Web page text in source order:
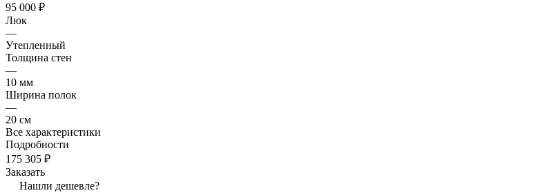
95 000 ₽
Люк
—
Утепленный
Толщина стен
—
10 мм
Ширина полок
—
20 см
Все характеристики
Подробности
175 305 ₽
Заказать
Нашли дешевле?